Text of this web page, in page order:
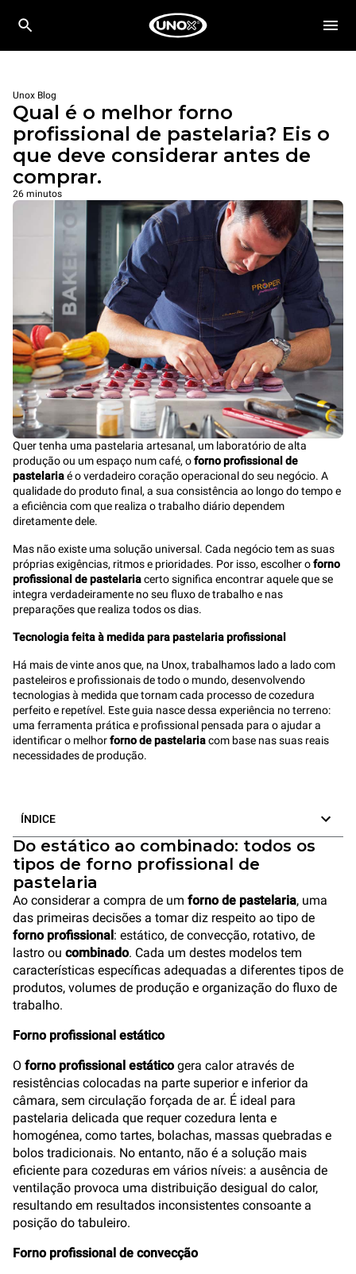
Unox Blog
Qual é o melhor forno
profissional de pastelaria? Eis o
que deve considerar antes de
comprar.
26 minutos
Quer tenha uma pastelaria artesanal, um laboratório de alta
produção ou um espaço num café, oforno profissional de
pastelariaé o verdadeiro coração operacional do seu negócio. A
qualidade do produto final, a sua consistência ao longo do tempo e
a eficiência com que realiza o trabalho diário dependem
diretamente dele.
Mas não existe uma solução universal. Cada negócio tem as suas
próprias exigências, ritmos e prioridades. Por isso, escolher oforno
profissional de pastelariacerto significa encontrar aquele que se
integra verdadeiramente no seu fluxo de trabalho e nas
preparações que realiza todos os dias.
Tecnologia feita à medida para pastelaria profissional
Há mais de vinte anos que, na Unox, trabalhamos lado a lado com
pasteleiros e profissionais de todo o mundo, desenvolvendo
tecnologias à medida que tornam cada processo de cozedura
perfeito e repetível. Este guia nasce dessa experiência no terreno:
uma ferramenta prática e profissional pensada para o ajudar a
identificar o melhorforno de pastelariacom base nas suas reais
necessidades de produção.
ÍNDICE
Do estático ao combinado: todos os
tipos de forno profissional de
pastelaria
Ao considerar a compra de um forno de pastelaria, uma
das primeiras decisões a tomar diz respeito ao tipo de
forno profissional: estático, de convecção, rotativo, de
lastro ou combinado. Cada um destes modelos tem
características específicas adequadas a diferentes tipos de
produtos, volumes de produção e organização do fluxo de
trabalho.
Forno profissional estático
O forno profissional estáticogera calor através de
resistências colocadas na parte superior e inferior da
câmara, sem circulação forçada de ar. É ideal para
pastelaria delicada que requer cozedura lenta e
homogénea, como tartes, bolachas, massas quebradas e
bolos tradicionais. No entanto, não é a solução mais
eficiente para cozeduras em vários níveis: a ausência de
ventilação provoca uma distribuição desigual do calor,
resultando em resultados inconsistentes consoante a
posição do tabuleiro.
Forno profissional de convecção